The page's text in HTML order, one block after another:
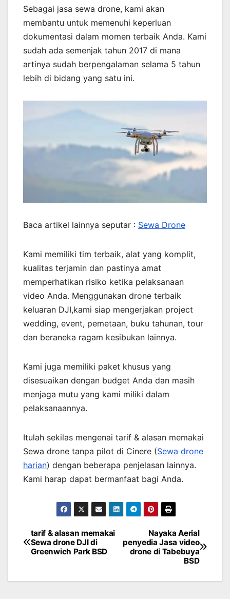
Sebagai jasa sewa drone, kami akan
membantu untuk memenuhi keperluan
dokumentasi dalam momen terbaik Anda. Kami
sudah ada semenjak tahun 2017 di mana
artinya sudah berpengalaman selama 5 tahun
lebih di bidang yang satu ini.
Baca artikel lainnya seputar : Sewa Drone
Kami memiliki tim terbaik, alat yang komplit,
kualitas terjamin dan pastinya amat
memperhatikan risiko ketika pelaksanaan
video Anda. Menggunakan drone terbaik
keluaran DJI,kami siap mengerjakan project
wedding, event, pemetaan, buku tahunan, tour
dan beraneka ragam kesibukan lainnya.
Kami juga memiliki paket khusus yang
disesuaikan dengan budget Anda dan masih
menjaga mutu yang kami miliki dalam
pelaksanaannya.
Itulah sekilas mengenai tarif & alasan memakai
Sewa drone tanpa pilot di Cinere (Sewa drone
harian) dengan beberapa penjelasan lainnya.
Kami harap dapat bermanfaat bagi Anda.
Post
navigation
Nayaka Aerial
penyedia Jasa video
drone di Tabebuya
BSD
tarif & alasan memakai
Sewa drone DJI di
Greenwich Park BSD